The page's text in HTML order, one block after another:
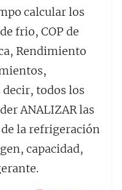
calcular los
frio, COP de
Rendimiento
todos los
ANALIZAR las
la refrigeración
capacidad,